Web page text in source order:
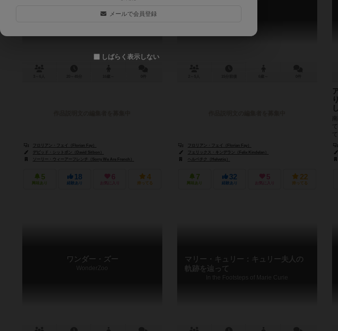
フロリアン・フェイ（Florian Fay）
デビッド・シットボン（David Sitbon）
ソーリー・ウィーアーフレンチ（Sorry We Are French）
5
興味あり
18
経験あり
6
お気に入り
4
持ってる
フロリアン・フェイ（Florian Fay）
フェリックス・キンデラン（Felix Kindelan）
ヘルベチク（Helvetiq）
7
興味あり
32
経験あり
5
お気に入り
22
持ってる
ワンダー・ズー
WonderZoo
マリー・キュリー：キュリー夫人の
軌跡を辿って
In the Footsteps of Marie Curie
メールで会員登録
しばらく表示しない